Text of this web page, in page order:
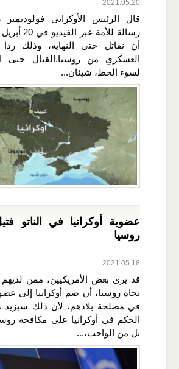
2021.05.20
قال الرئيس الأوكراني
رسالة للأمة
أن نقاتل حتى النهاية، وذلك
العسكري من روسيا.القتال حتى
لسوء الحظ، شيئان...
عضوية أوكرانيا في الناتو
روسيا
2021.05.18
قد يرى بعض الأمريكيين، ممن
تجاه روسيا، أن ضم أوكرانيا إلى
في مصلحة بلادهم، لأن ذلك سيزيد
الحكم في أوكرانيا على مكافحة
بل من الواجب،...